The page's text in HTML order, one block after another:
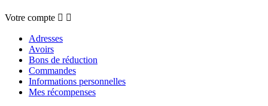
Votre compte  
Adresses
Avoirs
Bons de réduction
Commandes
Informations personnelles
Mes récompenses